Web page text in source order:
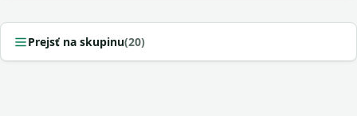
Prejsť na skupinu(20)